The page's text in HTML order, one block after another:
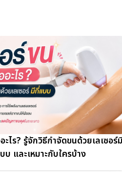
ะไร? รู้จักวิธีกำจัดขนด้วยเลเซอร์
บ และเหมาะกับใครบ้าง